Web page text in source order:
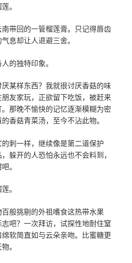
。
带回的一管榴莲膏。只记得唇齿
息却让人退避三舍。
的独特印象。
某样东西？我就很讨厌香菇的味
友家玩，正欲留下吃饭，被赶来
那晚不愉快的记忆逐渐模糊为密
香菇青菜汤，至今不沾此物。
刺一样，继续像是第二道保护
躲开的人恐怕永远也不会料到，
。
。
般挑剔的外祖嗜食这热带水果
吧？一次拜访，试探性地耐住窒
软简直如与云朵亲吻。比蜜糖更
。